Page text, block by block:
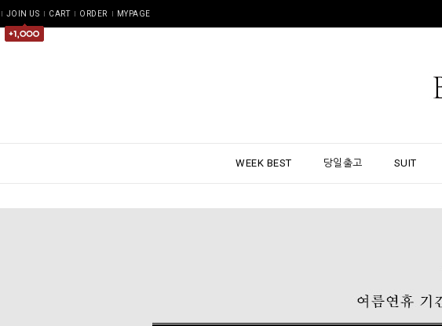
JOIN US CART ORDER MYPAGE
WEEK BEST 당일출고 SUIT